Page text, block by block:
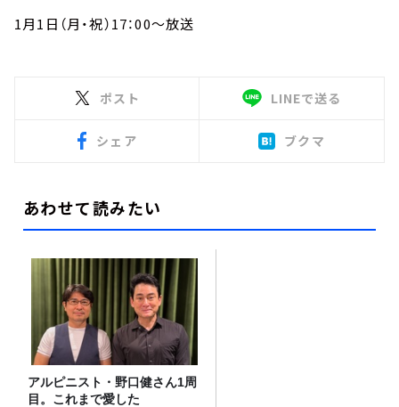
1月1日（月・祝）17：00～放送
ポスト LINEで送る
シェア ブクマ
あわせて読みたい
アルピニスト・野口健さん1周
目。これまで愛した